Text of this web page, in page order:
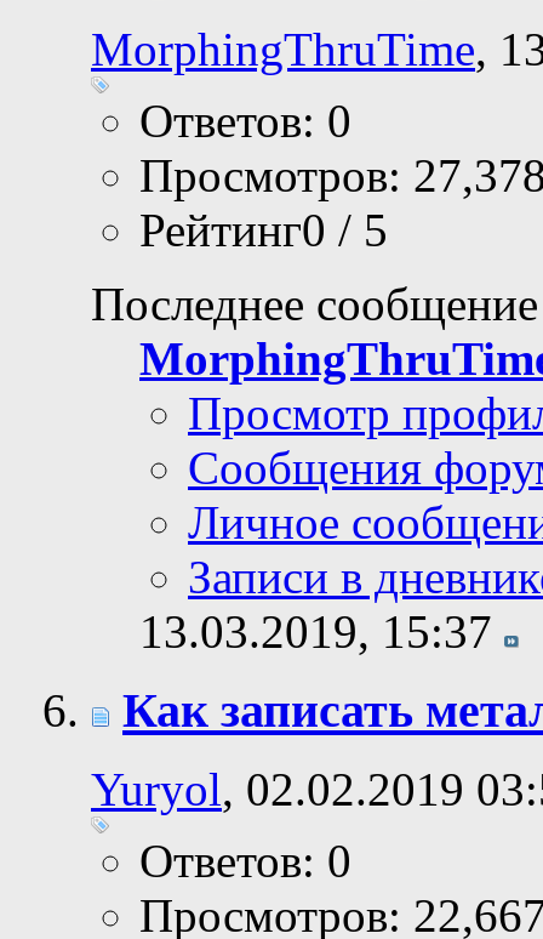
MorphingThruTime,
Ответов: 0
Просмотров:
Рейтинг0 / 5
Последнее
Просмотр
Сообщения
Личное
Записи в
13.03.2019, 15:37
Как записать
Yuryol, 02.02.2019
Ответов: 0
Просмотров: